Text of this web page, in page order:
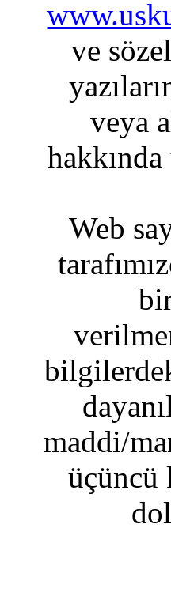
ve
veya
Web
maddi/
üçüncü